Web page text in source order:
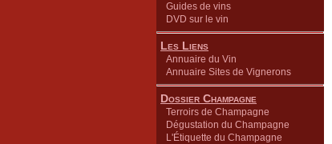
Guides de vins
DVD sur le vin
Les Liens
Annuaire du Vin
Annuaire Sites de Vignerons
Dossier Champagne
Terroirs de Champagne
Dégustation du Champagne
L'Étiquette du Champagne